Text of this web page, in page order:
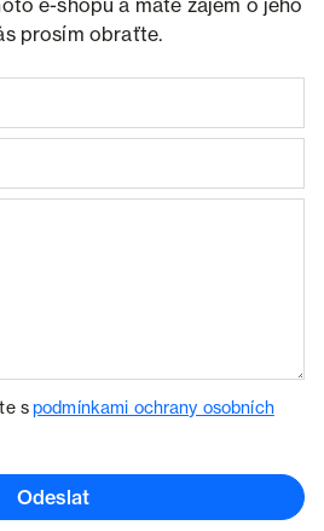
e-shopu a máte zájem o jeho
prosím obraťte.
spodmínkami ochrany osobních
Odeslat